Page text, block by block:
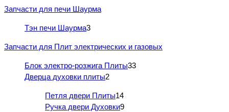
Запчасти для печи Шаурма
Тэн печи Шаурма3
Запчасти для Плит электрических и газовых
Блок электро-розжига Плиты33
Дверца духовки плиты2
Петля двери Плиты14
Ручка двери Духовки9